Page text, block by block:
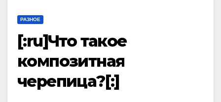
РАЗНОЕ
[:ru]Что такое
композитная
черепица?[:]